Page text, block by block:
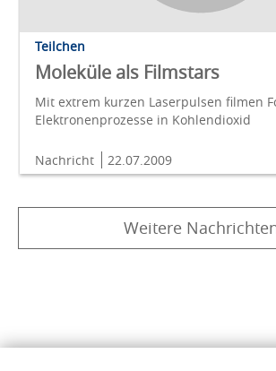
Teilchen
Moleküle als Filmstars
Mit extrem kurzen Laserpulsen filmen
Elektronenprozesse in Kohlendioxid
Nachricht 22.07.2009
Weitere